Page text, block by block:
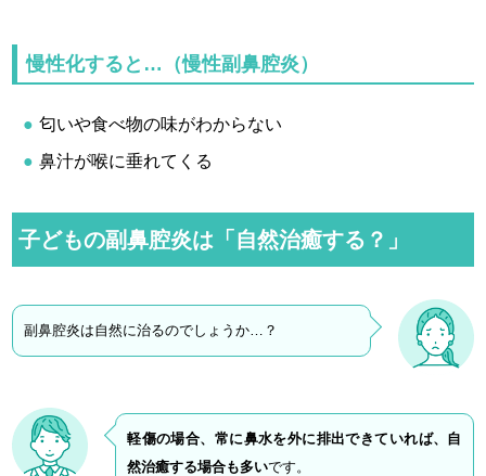
慢性化すると…（慢性副鼻腔炎）
匂いや食べ物の味がわからない
鼻汁が喉に垂れてくる
子どもの副鼻腔炎は「自然治癒する？」
副鼻腔炎は自然に治るのでしょうか…？
軽傷の場合、常に鼻水を外に排出できていれば、自
然治癒する場合も多いです。